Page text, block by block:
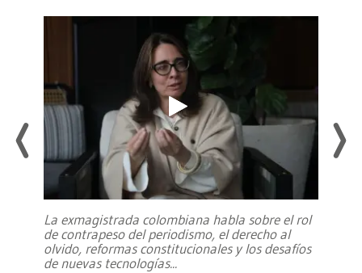
La exmagistrada colombiana habla sobre el rol
de contrapeso del periodismo, el derecho al
olvido, reformas constitucionales y los desafíos
de nuevas tecnologías...